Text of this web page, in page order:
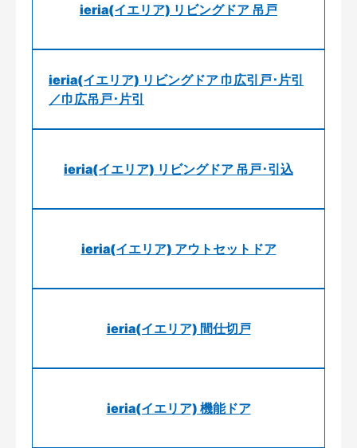
ieria(イエリア) リビングドア 吊戸
ieria(イエリア) リビングドア 巾広引戸･片引
／巾広吊戸･片引
ieria(イエリア) リビングドア 吊戸･引込
ieria(イエリア) アウトセットドア
ieria(イエリア) 間仕切戸
ieria(イエリア) 機能ドア